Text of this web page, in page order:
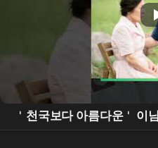
' 천국보다 아름다운 ' 이
큼 기대되